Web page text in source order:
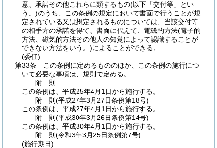
意、承諾その他これらに類するもの(以下「交付等」とい
う。)のうち、この条例の規定において書面で行うことが規
定されている又は想定されるものについては、当該交付等
の相手方の承諾を得て、書面に代えて、電磁的方法(電子的
方法、磁気的方法その他人の知覚によって認識することが
できない方法をいう。)によることができる。
(委任)
第33条
この条例に定めるもののほか、この条例の施行につ
いて必要な事項は、規則で定める。
附 則
この条例は、平成25年4月1日から施行する。
附 則(平成27年3月27日条例第18号)
この条例は、平成27年4月1日から施行する。
附 則(平成30年3月26日条例第14号)
この条例は、平成30年4月1日から施行する。
附 則(令和3年3月25日条例第7号)
(施行期日)